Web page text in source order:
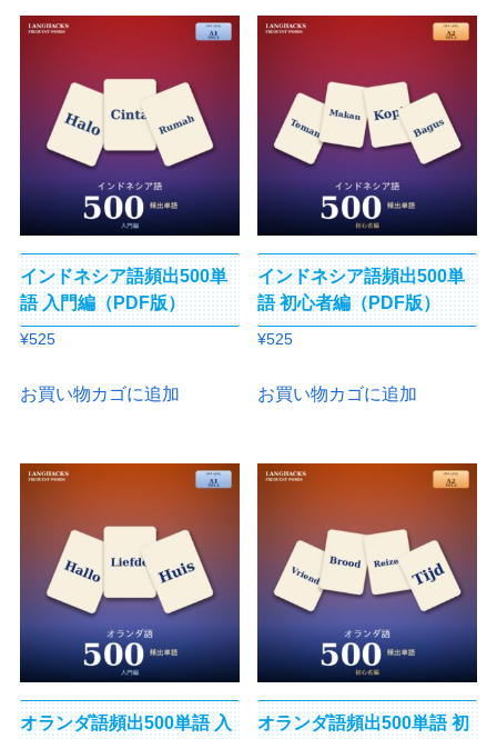
インドネシア語頻出500単
語 入門編（PDF版）
¥525
お買い物カゴに追加
インドネシア語頻出500単
語 初心者編（PDF版）
¥525
お買い物カゴに追加
オランダ語頻出500単語 入
オランダ語頻出500単語 初